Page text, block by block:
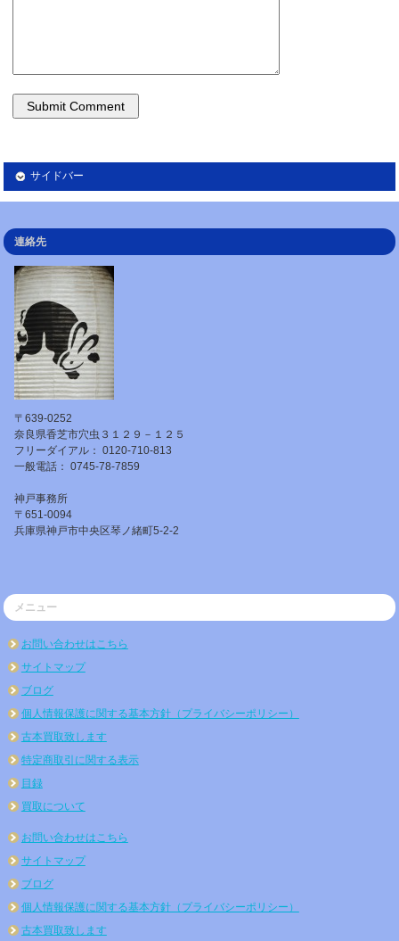
サイドバー
連絡先
〒639-0252
奈良県香芝市穴虫３１２９－１２５
フリーダイアル： 0120-710-813
一般電話： 0745-78-7859
神戸事務所
〒651-0094
兵庫県神戸市中央区琴ノ緒町5-2-2
メニュー
お問い合わせはこちら
サイトマップ
ブログ
個人情報保護に関する基本方針（プライバシーポリシー）
古本買取致します
特定商取引に関する表示
目録
買取について
お問い合わせはこちら
サイトマップ
ブログ
個人情報保護に関する基本方針（プライバシーポリシー）
古本買取致します